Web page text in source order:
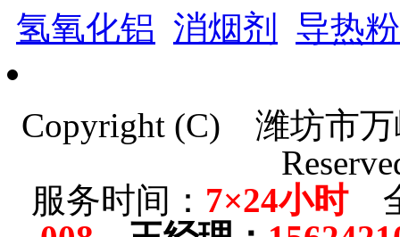
氢氧化铝 消烟剂 导热粉
Copyright (C) 潍坊市
服务时间： 7×24小时全